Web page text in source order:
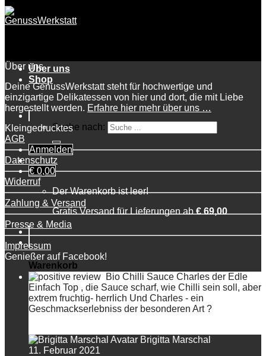
Über uns
Shop
Suche nach:
Anmelden
€ 0,00
Der Warenkorb ist leer!
Gratis Versand für Lieferungen ab€69,00
Warenkorb
Der Warenkorb ist leer!
Gratis Versand für Lieferungen ab€69,00
Über uns
Deine GenussWerkstatt steht für hochwertige und
einzigartige Delikatessen von hier und dort, die mit Liebe
hergestellt werden. Erfahre hier mehr über uns …
Kleingedrucktes
AGB
Datenschutz
Widerruf
Zahlung & Versand
Presse & Media
Impressum
Genießer auf Facebook!
Bio Chilli Sauce Charles der Edle
Einfach Top , die Sauce scharf, wie Chilli sein soll, aber
extrem fruchtig- herrlich Und Charles - ein
Geschmackserlebniss der besonderen Art ?
Brigitta Marschal
11. Februar 2021